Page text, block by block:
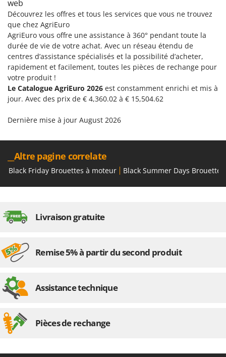
Y Yard Force
Z
Zanon
Zephir
ZGrills
Zomax
web
Découvrez les offres et tous les services que vous ne trouvez
que chez AgriEuro
AgriEuro vous offre une assistance à 360° pendant toute la
durée de vie de votre achat. Avec un réseau étendu de
centres d’assistance spécialisés et la possibilité d’acheter,
rapidement et facilement, toutes les pièces de rechange pour
votre produit !
Le Catalogue AgriEuro 2026 est constamment enrichi et mis à
jour. Avec des prix de € 4,360.02 à € 15,504.62
Dernière mise à jour August 2026
__Altre pagine correlate
Black Friday Brouettes à moteur Black Summer Days
Livraison gratuite
Remise 5% à partir du second produit
Assistance technique
Pièces de rechange